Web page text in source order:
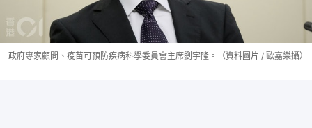
政府專家顧問、疫苗可預防疾病科學委員會主席劉宇隆。（資料圖片 / 歐嘉樂攝）